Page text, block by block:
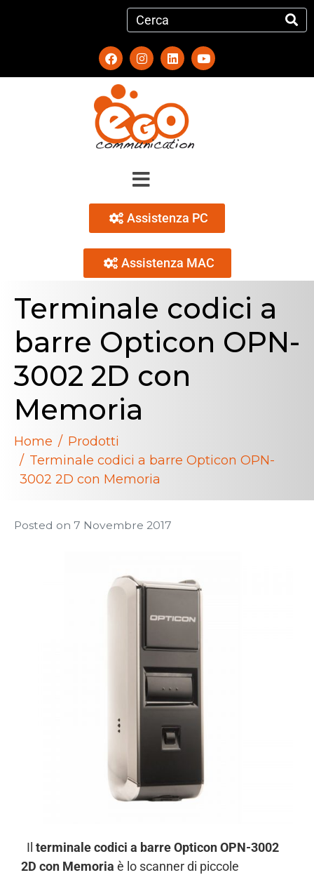
Assistenza PC
Assistenza MAC
Terminale codici a
barre Opticon OPN-
3002 2D con
Memoria
Home
Prodotti
Terminale codici a barre Opticon OPN-
3002 2D con Memoria
Posted on 7 Novembre 2017
Il terminale codici a barre Opticon OPN-3002
2D con Memoria è lo scanner di piccole